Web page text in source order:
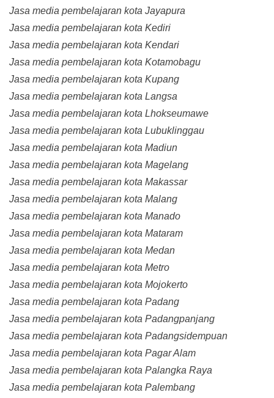
Jasa media pembelajaran kota Jayapura
Jasa media pembelajaran kota Kediri
Jasa media pembelajaran kota Kendari
Jasa media pembelajaran kota Kotamobagu
Jasa media pembelajaran kota Kupang
Jasa media pembelajaran kota Langsa
Jasa media pembelajaran kota Lhokseumawe
Jasa media pembelajaran kota Lubuklinggau
Jasa media pembelajaran kota Madiun
Jasa media pembelajaran kota Magelang
Jasa media pembelajaran kota Makassar
Jasa media pembelajaran kota Malang
Jasa media pembelajaran kota Manado
Jasa media pembelajaran kota Mataram
Jasa media pembelajaran kota Medan
Jasa media pembelajaran kota Metro
Jasa media pembelajaran kota Mojokerto
Jasa media pembelajaran kota Padang
Jasa media pembelajaran kota Padangpanjang
Jasa media pembelajaran kota Padangsidempuan
Jasa media pembelajaran kota Pagar Alam
Jasa media pembelajaran kota Palangka Raya
Jasa media pembelajaran kota Palembang